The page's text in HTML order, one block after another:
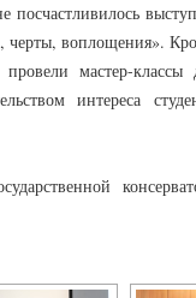
черты, воплощения».
мастер-
интереса